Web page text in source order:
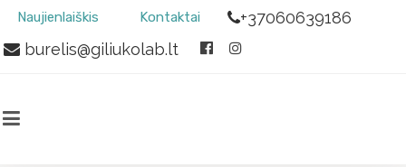
Naujienlaiškis Kontaktai
+37060639186
burelis@giliukolab.lt